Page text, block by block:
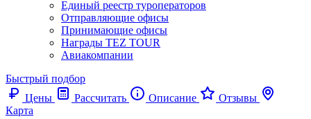
Единый реестр туроператоров
Отправляющие офисы
Принимающие офисы
Награды TEZ TOUR
Авиакомпании
Быстрый подбор
Цены
Рассчитать Описание
Отзывы
Карта